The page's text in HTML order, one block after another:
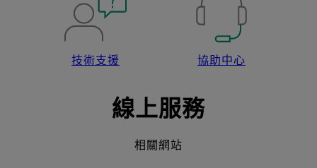
技術支援 協助中心
線上服務
相關網站